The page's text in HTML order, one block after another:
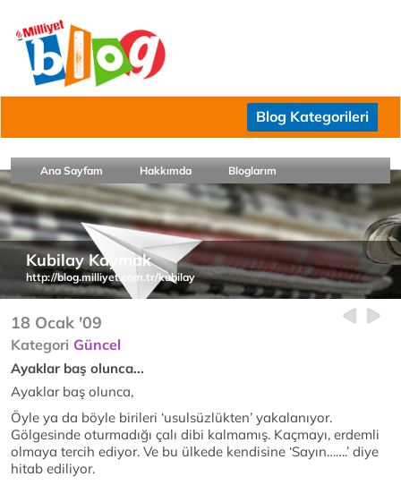
Blog Kategorileri
Ana Sayfam Hakkımda Bloglarım
Kubilay Kaymak
http://blog.milliyet.com.tr/kubilay
18 Ocak '09
Kategori Güncel
Ayaklar baş olunca...
Ayaklar baş olunca,
Öyle ya da böyle birileri ‘usulsüzlükten’ yakalanıyor.
Gölgesinde oturmadığı çalı dibi kalmamış. Kaçmayı, erdemli
olmaya tercih ediyor. Ve bu ülkede kendisine ‘Sayın…….’ diye
hitab ediliyor.